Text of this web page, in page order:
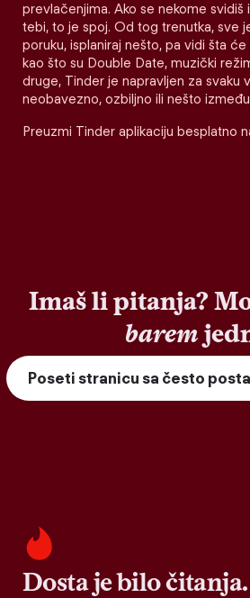
prevlačenjima. Ako se nekome svidiš
tebi, to je spoj. Od tog trenutka, sve
poruku, isplaniraj nešto, pa vidi šta
kao što su Double Date, muzički
druge, Tinder je napravljen za svaku
neobavezno, ozbiljno ili nešto
Preuzmi Tinder aplikaciju besplatno
Imaš li pitanja?
barem
Poseti stranicu sa često
Dosta je bilo